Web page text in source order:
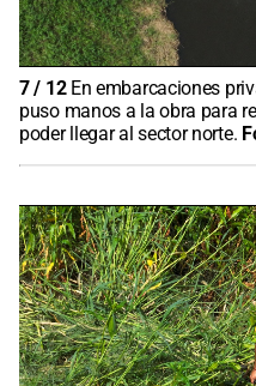
7/ 12 En embarcaciones
puso manos a la obra para
poder llegar al sector norte.